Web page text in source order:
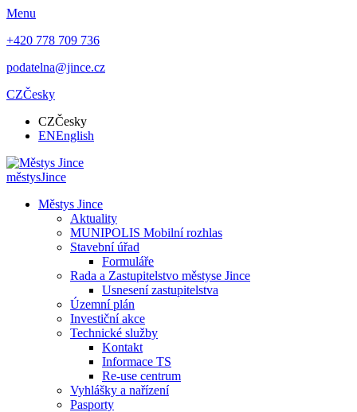
Menu
+420 778 709 736
podatelna@jince.cz
CZČesky
CZČesky
ENEnglish
městysJince
Městys Jince
Aktuality
MUNIPOLIS Mobilní rozhlas
Stavební úřad
Formuláře
Rada a Zastupitelstvo městyse Jince
Usnesení zastupitelstva
Územní plán
Investiční akce
Technické služby
Kontakt
Informace TS
Re-use centrum
Vyhlášky a nařízení
Pasporty